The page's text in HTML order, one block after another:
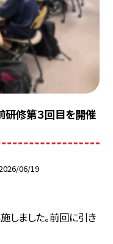
研修第３回目を開催
06/19
しました。前回に引き